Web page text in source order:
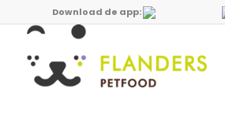
Download de app: